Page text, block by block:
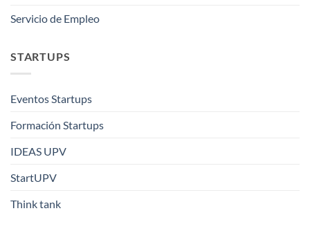
Servicio de Empleo
STARTUPS
Eventos Startups
Formación Startups
IDEAS UPV
StartUPV
Think tank